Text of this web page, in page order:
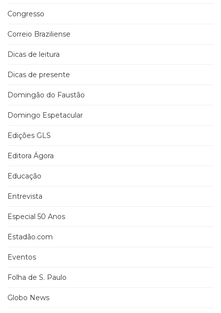
Congresso
Correio Braziliense
Dicas de leitura
Dicas de presente
Domingão do Faustão
Domingo Espetacular
Edições GLS
Editora Ágora
Educação
Entrevista
Especial 50 Anos
Estadão.com
Eventos
Folha de S. Paulo
Globo News